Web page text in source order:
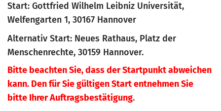
Start: Gottfried Wilhelm Leibniz Universität,
Welfengarten 1, 30167 Hannover
Alternativ Start: Neues Rathaus, Platz der
Menschenrechte, 30159 Hannover.
Bitte beachten Sie, dass der Startpunkt abweichen
kann. Den für Sie gültigen Start entnehmen Sie
bitte Ihrer Auftragsbestätigung.